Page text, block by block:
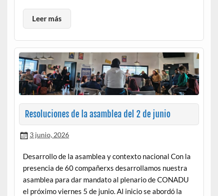
Leer más
Resoluciones de la asamblea del 2 de junio
3 junio, 2026
Desarrollo de la asamblea y contexto nacional Con la
presencia de 60 compañerxs desarrollamos nuestra
asamblea para dar mandato al plenario de CONADU
el próximo viernes 5 de junio. Al inicio se abordó la